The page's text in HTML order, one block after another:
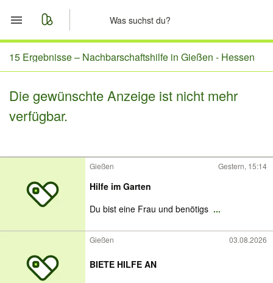
Start
Nachrichten
15 Ergebnisse – Nachbarschaftshilfe in Gießen - Hessen
Die gewünschte Anzeige ist nicht mehr
verfügbar.
Gießen Gestern, 15:14
Hilfe im Garten
Du bist eine Frau und benötigs ...
Gießen 03.08.2026
BIETE HILFE AN